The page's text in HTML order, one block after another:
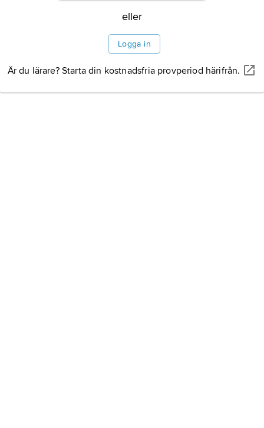
eller
Logga in
Är du lärare? Starta din kostnadsfria provperiod härifrån.